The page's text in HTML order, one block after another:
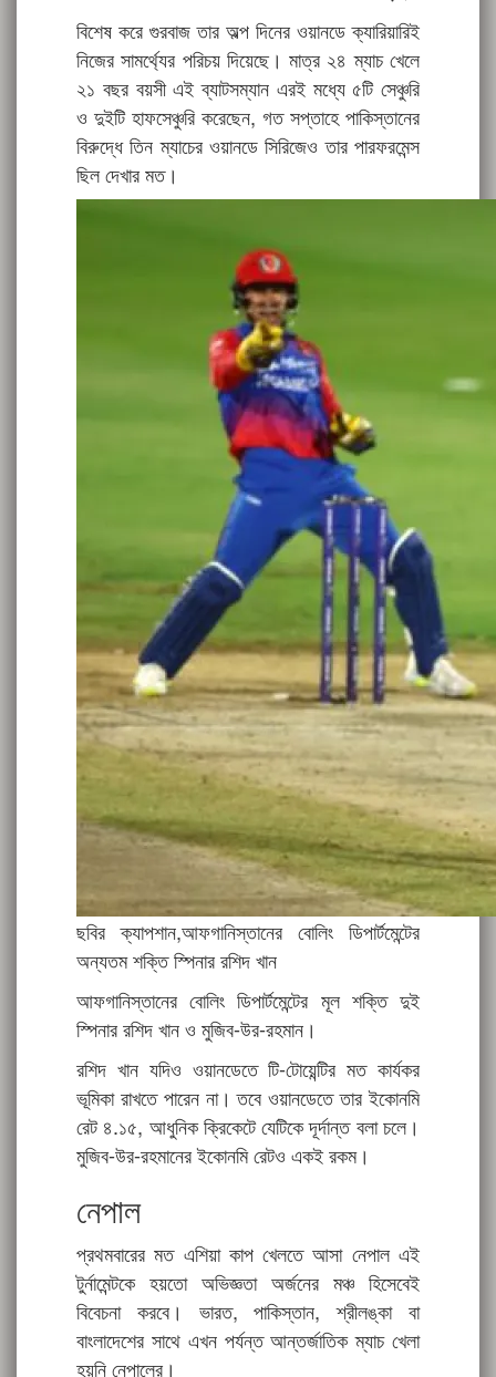
বিশেষ করে গুরবাজ তার অল্প দিনের ওয়ানডে ক্যারিয়ারিই
নিজের সামর্থ্যের পরিচয় দিয়েছে। মাত্র ২৪ ম্যাচ খেলে
২১ বছর বয়সী এই ব্যাটসম্যান এরই মধ্যে ৫টি সেঞ্চুরি
ও দুইটি হাফসেঞ্চুরি করেছেন, গত সপ্তাহে পাকিস্তানের
বিরুদ্ধে তিন ম্যাচের ওয়ানডে সিরিজেও তার পারফরমেন্স
ছিল দেখার মত।
ছবির ক্যাপশান,আফগানিস্তানের বোলিং ডিপার্টমেন্টের
অন্যতম শক্তি স্পিনার রশিদ খান
আফগানিস্তানের বোলিং ডিপার্টমেন্টের মূল শক্তি দুই
স্পিনার রশিদ খান ও মুজিব-উর-রহমান।
রশিদ খান যদিও ওয়ানডেতে টি-টোয়েন্টির মত কার্যকর
ভূমিকা রাখতে পারেন না। তবে ওয়ানডেতে তার ইকোনমি
রেট ৪.১৫, আধুনিক ক্রিকেটে যেটিকে দূর্দান্ত বলা চলে।
মুজিব-উর-রহমানের ইকোনমি রেটও একই রকম।
নেপাল
প্রথমবারের মত এশিয়া কাপ খেলতে আসা নেপাল এই
টুর্নামেন্টকে হয়তো অভিজ্ঞতা অর্জনের মঞ্চ হিসেবেই
বিবেচনা করবে। ভারত, পাকিস্তান, শ্রীলঙ্কা বা
বাংলাদেশের সাথে এখন পর্যন্ত আন্তর্জাতিক ম্যাচ খেলা
হয়নি নেপালের।